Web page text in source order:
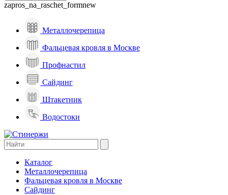
zapros_na_raschet_formnew
Металлочерепица
Фальцевая кровля в Москве
Профнастил
Сайдинг
Штакетник
Водостоки
Каталог
Металлочерепица
Фальцевая кровля в Москве
Сайдинг